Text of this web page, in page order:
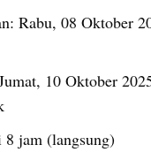
Rabu, 08 Oktober
10 Oktober
jam (langsung)